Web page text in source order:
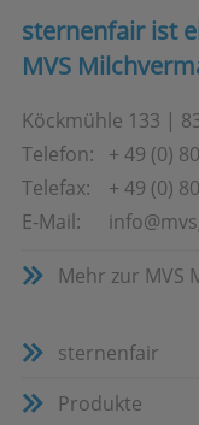
sternenfair ist
MVS
Köckmühle 133 |
Telefon:
+ 49 (0)
Telefax:
+ 49 (0)
E-Mail:
Mehr zur MVS
sternenfair
Produkte